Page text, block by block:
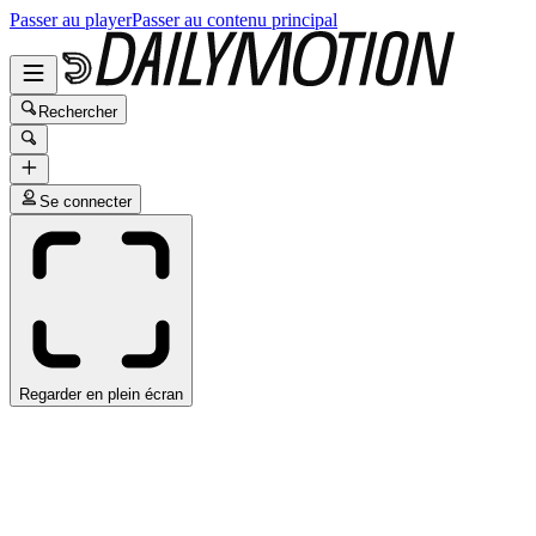
Passer au playerPasser au contenu principal
Rechercher
Se connecter
Regarder en plein écran